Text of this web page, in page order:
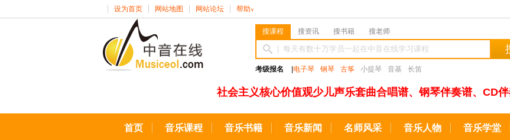
设为首页 网站地图 网站论坛 帮助 ∨
搜课程 搜资讯 搜书籍 搜老师
考级报名 电子琴 钢琴 古筝 小提琴 音基 长笛
社会主义核心价值观少儿声乐套曲合唱谱、钢琴伴奏谱、CD
首页 音乐课程 音乐书籍 音乐新闻 名师风采 音乐人物 音乐学堂